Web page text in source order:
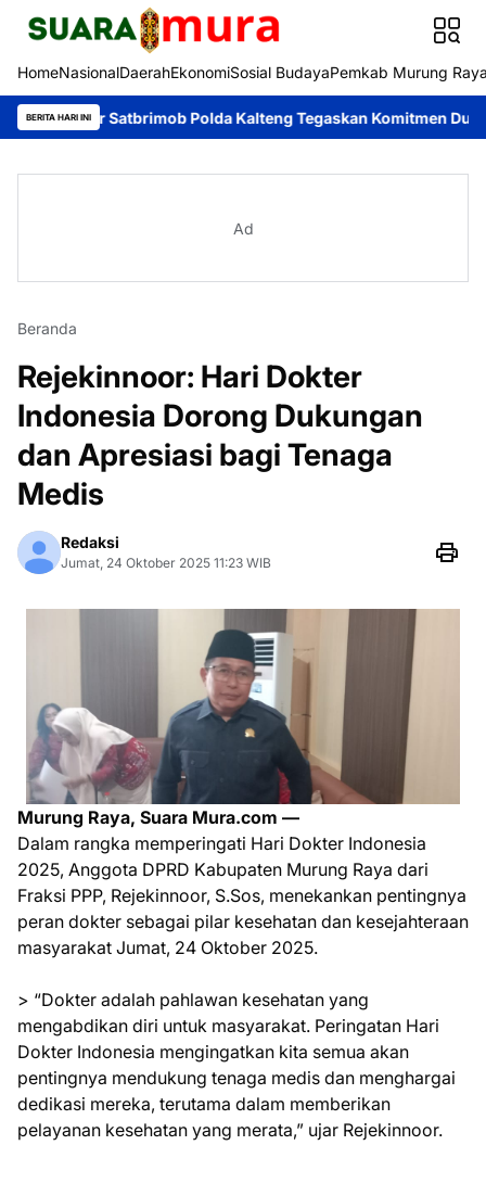
HomeNasionalDaerahEkonomiSosial BudayaPemkab Murung
BERITA HARI INI
Satbrimob Polda Kalteng Tegaskan Komitmen Dukung
Ad
Beranda
Rejekinnoor: Hari Dokter
Indonesia Dorong Dukungan
dan Apresiasi bagi Tenaga
Medis
Redaksi
Jumat, 24 Oktober 2025 11:23 WIB
Murung Raya, Suara Mura.com —
Dalam rangka memperingati Hari Dokter Indonesia
2025, Anggota DPRD Kabupaten Murung Raya dari
Fraksi PPP, Rejekinnoor, S.Sos, menekankan pentingnya
peran dokter sebagai pilar kesehatan dan kesejahteraan
masyarakat Jumat, 24 Oktober 2025.
> “Dokter adalah pahlawan kesehatan yang
mengabdikan diri untuk masyarakat. Peringatan Hari
Dokter Indonesia mengingatkan kita semua akan
pentingnya mendukung tenaga medis dan menghargai
dedikasi mereka, terutama dalam memberikan
pelayanan kesehatan yang merata,” ujar Rejekinnoor.